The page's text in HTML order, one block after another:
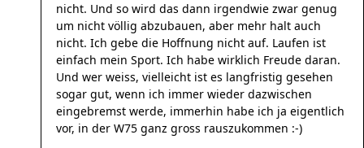
nicht. Und so wird das dann irgendwie zwar genug
um nicht völlig abzubauen, aber mehr halt auch
nicht. Ich gebe die Hoffnung nicht auf. Laufen ist
einfach mein Sport. Ich habe wirklich Freude daran.
Und wer weiss, vielleicht ist es langfristig gesehen
sogar gut, wenn ich immer wieder dazwischen
eingebremst werde, immerhin habe ich ja eigentlich
vor, in der W75 ganz gross rauszukommen :-)